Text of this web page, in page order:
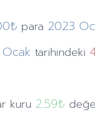
para 2023
Ocak tarihindeki
kuru 2.59₺